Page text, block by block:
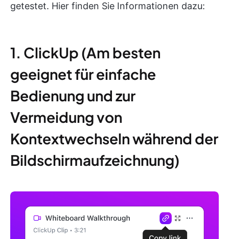
getestet. Hier finden Sie Informationen dazu:
1. ClickUp (Am besten
geeignet für einfache
Bedienung und zur
Vermeidung von
Kontextwechseln während der
Bildschirmaufzeichnung)